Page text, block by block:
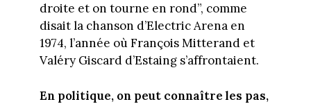
droite et on tourne en rond”, comme
disait la chanson d’Electric Arena en
1974, l’année où François Mitterand et
Valéry Giscard d’Estaing s’affrontaient.
En politique, on peut connaître les pas,